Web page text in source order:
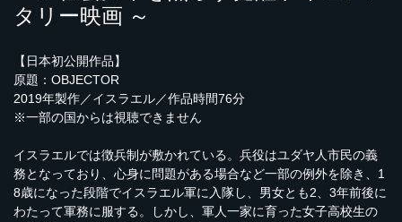
タリー映画 ～
【日本初公開作品】
原題：OBJECTOR
2019年製作／イスラエル／作品時間76分
※一部の国からは視聴できません
イスラエルでは徴兵制が敷かれている。兵役はユダヤ人市民の義
務となっており、心身に問題がある場合など一部の例外を除き、1
8歳になった段階でイスラエル軍に入隊し、男女とも2、3年前後に
わたって軍務に服する。しかし、軍人一家に育った女子高校生の